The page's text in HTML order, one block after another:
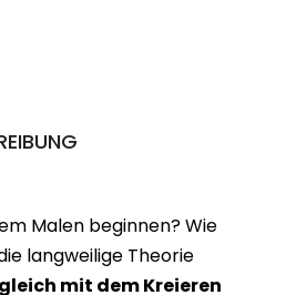
Malen beginnen? Wie
langweilige Theorie
gleich mit dem Kreieren